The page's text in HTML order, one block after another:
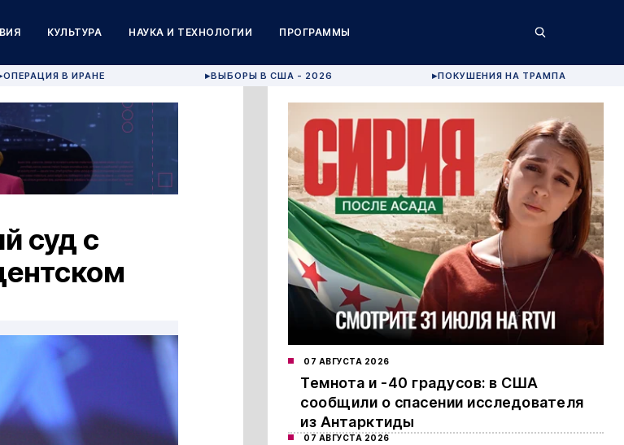
КУЛЬТУРА НАУКА И ТЕХНОЛОГИИ ПРОГРАММЫ
ОПЕРАЦИЯ В ИРАНЕ ▶ВЫБОРЫ В США - 2026 ▶ПОКУШЕНИЯ НА ТРАМПА
суд с
07 АВГУСТА 2026
Темнота и -40 градусов: в США
сообщили о спасении исследователя
из Антарктиды
07 АВГУСТА 2026